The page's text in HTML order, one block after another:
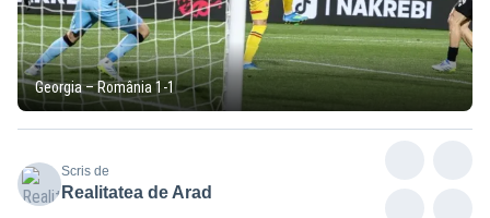
Georgia – România 1-1
Scris de
Realitatea de Arad